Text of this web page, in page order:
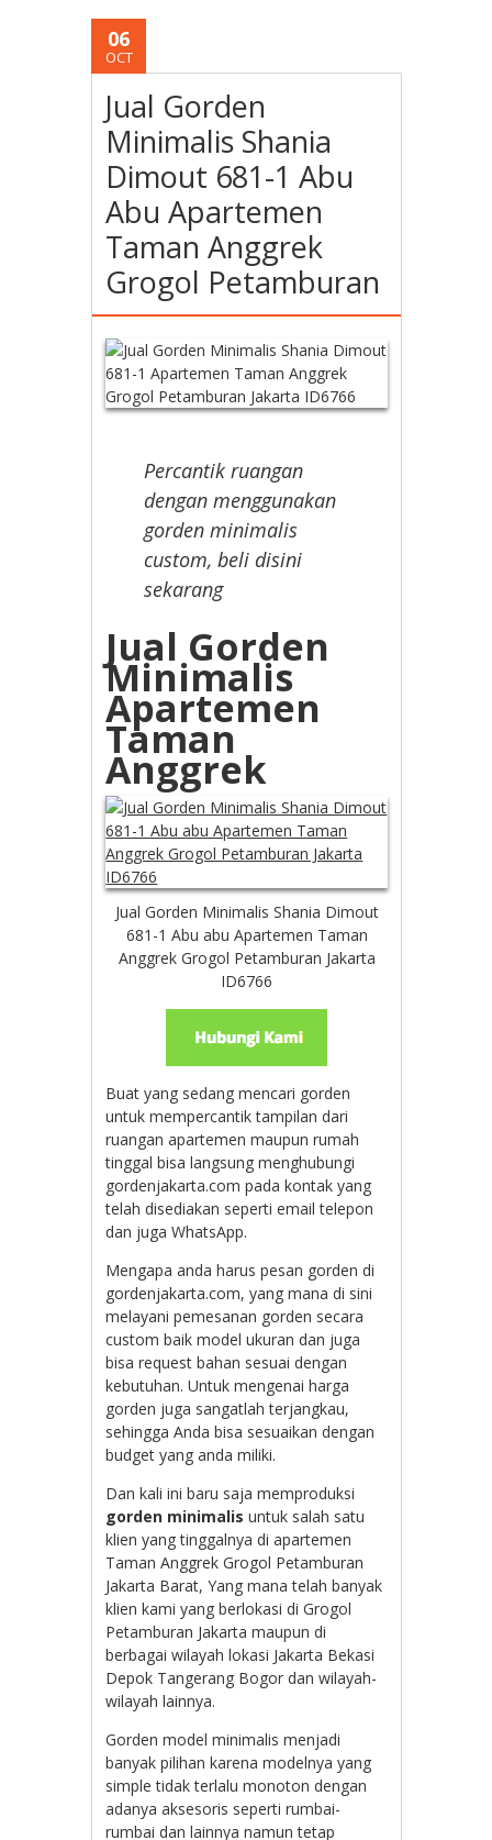
06
OCT
Jual Gorden
Minimalis Shania
Dimout 681-1 Abu
Abu Apartemen
Taman Anggrek
Grogol Petamburan
Percantik ruangan
dengan menggunakan
gorden minimalis
custom, beli disini
sekarang
Jual Gorden
Minimalis
Apartemen
Taman
Anggrek
Jual Gorden Minimalis Shania Dimout
681-1 Abu abu Apartemen Taman
Anggrek Grogol Petamburan Jakarta
ID6766
Buat yang sedang mencari gorden
untuk mempercantik tampilan dari
ruangan apartemen maupun rumah
tinggal bisa langsung menghubungi
gordenjakarta.com pada kontak yang
telah disediakan seperti email telepon
dan juga WhatsApp.
Mengapa anda harus pesan gorden di
gordenjakarta.com, yang mana di sini
melayani pemesanan gorden secara
custom baik model ukuran dan juga
bisa request bahan sesuai dengan
kebutuhan. Untuk mengenai harga
gorden juga sangatlah terjangkau,
sehingga Anda bisa sesuaikan dengan
budget yang anda miliki.
Dan kali ini baru saja memproduksi
gorden minimalis untuk salah satu
klien yang tinggalnya di apartemen
Taman Anggrek Grogol Petamburan
Jakarta Barat, Yang mana telah banyak
klien kami yang berlokasi di Grogol
Petamburan Jakarta maupun di
berbagai wilayah lokasi Jakarta Bekasi
Depok Tangerang Bogor dan wilayah-
wilayah lainnya.
Gorden model minimalis menjadi
banyak pilihan karena modelnya yang
simple tidak terlalu monoton dengan
adanya aksesoris seperti rumbai-
rumbai dan lainnya namun tetap